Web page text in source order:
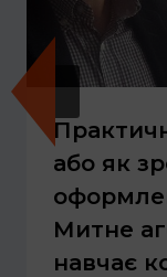
або як
Митне
навчає